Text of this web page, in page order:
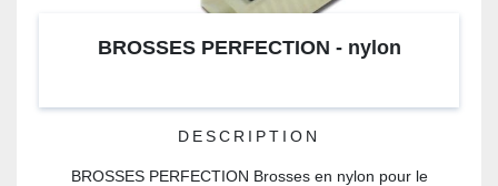
BROSSES PERFECTION - nylon
DESCRIPTION
BROSSES PERFECTION Brosses en nylon pour le